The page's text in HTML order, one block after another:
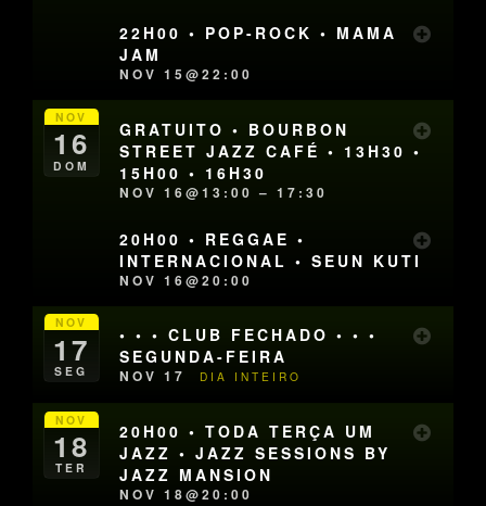
22H00 • POP-ROCK • MAMA
JAM
NOV 15@22:00
NOV
16
DOM
GRATUITO • BOURBON
STREET JAZZ CAFÉ • 13H30 •
15H00 • 16H30
NOV 16@13:00 – 17:30
20H00 • REGGAE •
INTERNACIONAL • SEUN KUTI
NOV 16@20:00
NOV
17
SEG
• • • CLUB FECHADO • • •
SEGUNDA-FEIRA
NOV 17 DIA INTEIRO
NOV
18
TER
20H00 • TODA TERÇA UM
JAZZ • JAZZ SESSIONS BY
JAZZ MANSION
NOV 18@20:00